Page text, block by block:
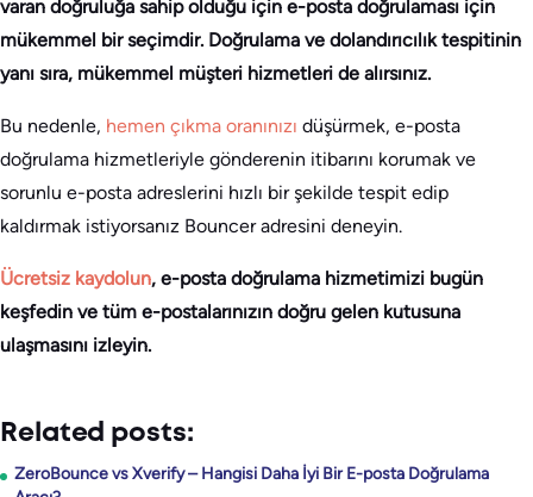
varan doğruluğa sahip olduğu için e-posta doğrulaması için
mükemmel bir seçimdir. Doğrulama ve dolandırıcılık tespitinin
yanı sıra, mükemmel müşteri hizmetleri de alırsınız.
Bu nedenle, hemen çıkma oranınızı düşürmek, e-posta
doğrulama hizmetleriyle gönderenin itibarını korumak ve
sorunlu e-posta adreslerini hızlı bir şekilde tespit edip
kaldırmak istiyorsanız Bouncer adresini deneyin.
Ücretsiz kaydolun, e-posta doğrulama hizmetimizi bugün
keşfedin ve tüm e-postalarınızın doğru gelen kutusuna
ulaşmasını izleyin.
Related posts:
ZeroBounce vs Xverify – Hangisi Daha İyi Bir E-posta Doğrulama